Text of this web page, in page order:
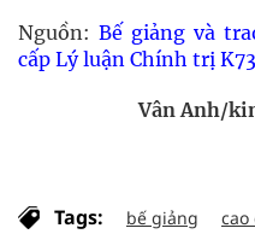
Nguồn: Bế giảng và
cấp Lý luận Chính trị
Vân Anh/
Tags: bế giảng